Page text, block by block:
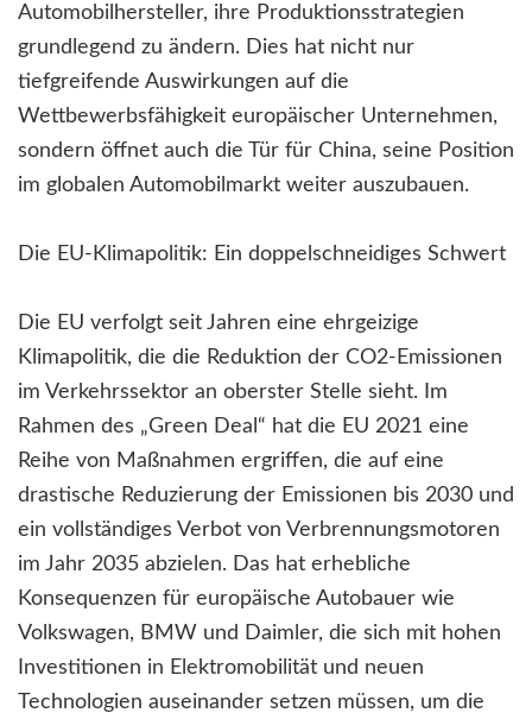
Automobilhersteller, ihre Produktionsstrategien
grundlegend zu ändern. Dies hat nicht nur
tiefgreifende Auswirkungen auf die
Wettbewerbsfähigkeit europäischer Unternehmen,
sondern öffnet auch die Tür für China, seine Position
im globalen Automobilmarkt weiter auszubauen.
Die EU-Klimapolitik: Ein doppelschneidiges Schwert
Die EU verfolgt seit Jahren eine ehrgeizige
Klimapolitik, die die Reduktion der CO2-Emissionen
im Verkehrssektor an oberster Stelle sieht. Im
Rahmen des „Green Deal“ hat die EU 2021 eine
Reihe von Maßnahmen ergriffen, die auf eine
drastische Reduzierung der Emissionen bis 2030 und
ein vollständiges Verbot von Verbrennungsmotoren
im Jahr 2035 abzielen. Das hat erhebliche
Konsequenzen für europäische Autobauer wie
Volkswagen, BMW und Daimler, die sich mit hohen
Investitionen in Elektromobilität und neuen
Technologien auseinander setzen müssen, um die